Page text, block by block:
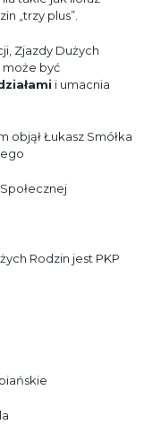
„trzy plus”.
Zjazdy Dużych
może być
i umacnia
objął Łukasz Smółka
Rodzin jest PKP